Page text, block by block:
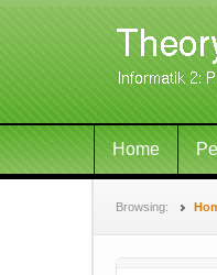
Home
Browsing: